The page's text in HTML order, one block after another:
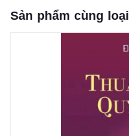
Sản phẩm cùng loại